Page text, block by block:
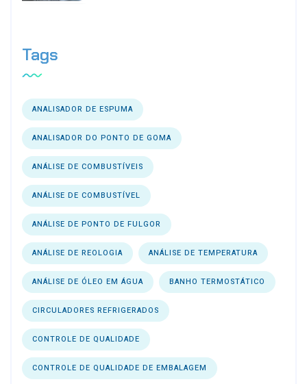
Tags
ANALISADOR DE ESPUMA
ANALISADOR DO PONTO DE GOMA
ANÁLISE DE COMBUSTÍVEIS
ANÁLISE DE COMBUSTÍVEL
ANÁLISE DE PONTO DE FULGOR
ANÁLISE DE REOLOGIA ANÁLISE DE TEMPERATURA
ANÁLISE DE ÓLEO EM ÁGUA BANHO TERMOSTÁTICO
CIRCULADORES REFRIGERADOS
CONTROLE DE QUALIDADE
CONTROLE DE QUALIDADE DE EMBALAGEM